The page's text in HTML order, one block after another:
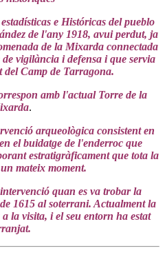
e Históricas del pueblo
de l'any 1918, avui perdut, ja
de la Mixarda connectada
vigilància i defensa i que servia
del Camp de Tarragona.
amb l'actual Torre de la
.
arqueològica consistent en
el buidatge de l'enderroc que
estratigràficament que tota la
mateix moment.
quan es va trobar la
1615 al soterrani. Actualment la
la visita, i el seu entorn ha estat